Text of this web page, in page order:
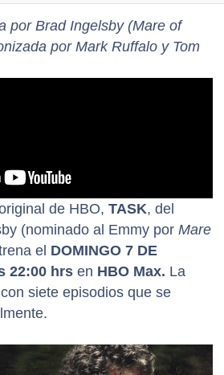
por Brad Ingelsby (Mare of
por Mark Ruffalo y Tom
de HBO, TASK, del
(nominado al Emmy por Mare
el DOMINGO 7 DE
22:00 hrs en HBO Max. La
siete episodios que se
en los suburbios obreros de